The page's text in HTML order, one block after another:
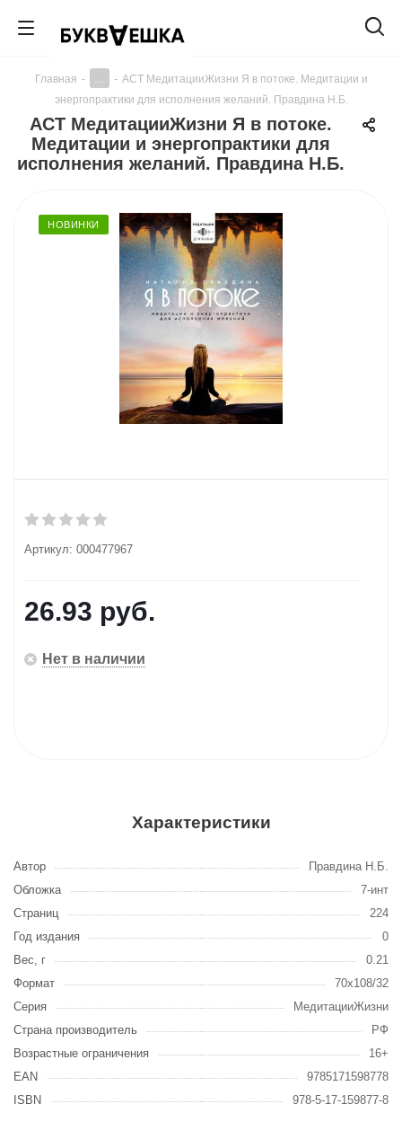
Главная - - АСТ МедитацииЖизни Я в потоке. Медитации и
энергопрактики для исполнения желаний. Правдина Н.Б.
АСТ МедитацииЖизни Я в потоке.
Медитации и энергопрактики для
исполнения желаний. Правдина Н.Б.
НОВИНКИ
Артикул: 000477967
26.93 руб.
Нет в наличии
Характеристики
Автор
Правдина Н.Б.
Обложка
7-инт
Страниц
224
Год издания
0
Вес, г
0.21
Формат
70x108/32
Серия
МедитацииЖизни
Страна производитель
РФ
Возрастные ограничения
16+
EAN
9785171598778
ISBN
978-5-17-159877-8